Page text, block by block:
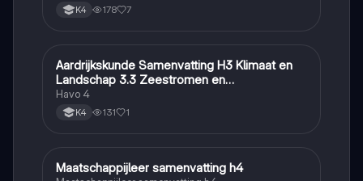
K4 178 7
Aardrijkskunde
Aardrijkskunde Samenvatting H3 Klimaat en
Landschap 3.3 Zeestromen en
Klimaatgebieden • BuiteNLand
Havo 4
K4 131 1
Maatschappijleer
Maatschappijleer samenvatting h4